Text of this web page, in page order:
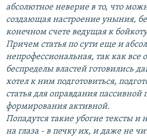
абсолютное неверие в то, что
создающая настроение уныния,
конечном счете ведущая к
Причем статья по сути еще и
непрофессиональная, так как все
беспределы властей готовились
хотел к ним подготовиться,
статья для оправдания пассивной
формирования активной.
Попадутся такие убогие тексты и
на глаза - в печку их, и даже не